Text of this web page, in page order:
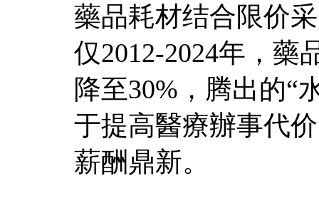
藥品耗材结合限价
仅2012-2024年，藥
降至30%，腾出的“
于提高醫療辦事代
薪酬鼎新。